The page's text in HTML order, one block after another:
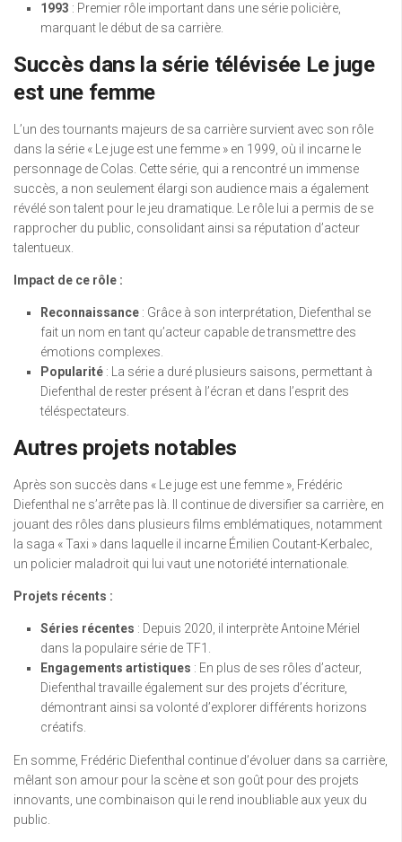
1993 : Premier rôle important dans une série policière,
marquant le début de sa carrière.
Succès dans la série télévisée Le juge
est une femme
L’un des tournants majeurs de sa carrière survient avec son rôle
dans la série « Le juge est une femme » en 1999, où il incarne le
personnage de Colas. Cette série, qui a rencontré un immense
succès, a non seulement élargi son audience mais a également
révélé son talent pour le jeu dramatique. Le rôle lui a permis de se
rapprocher du public, consolidant ainsi sa réputation d’acteur
talentueux.
Impact de ce rôle :
Reconnaissance : Grâce à son interprétation, Diefenthal se
fait un nom en tant qu’acteur capable de transmettre des
émotions complexes.
Popularité : La série a duré plusieurs saisons, permettant à
Diefenthal de rester présent à l’écran et dans l’esprit des
téléspectateurs.
Autres projets notables
Après son succès dans « Le juge est une femme », Frédéric
Diefenthal ne s’arrête pas là. Il continue de diversifier sa carrière, en
jouant des rôles dans plusieurs films emblématiques, notamment
la saga « Taxi » dans laquelle il incarne Émilien Coutant-Kerbalec,
un policier maladroit qui lui vaut une notoriété internationale.
Projets récents :
Séries récentes : Depuis 2020, il interprète Antoine Mériel
dans la populaire série de TF1.
Engagements artistiques : En plus de ses rôles d’acteur,
Diefenthal travaille également sur des projets d’écriture,
démontrant ainsi sa volonté d’explorer différents horizons
créatifs.
En somme, Frédéric Diefenthal continue d’évoluer dans sa carrière,
mêlant son amour pour la scène et son goût pour des projets
innovants, une combinaison qui le rend inoubliable aux yeux du
public.